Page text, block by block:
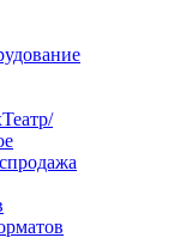
Театр/